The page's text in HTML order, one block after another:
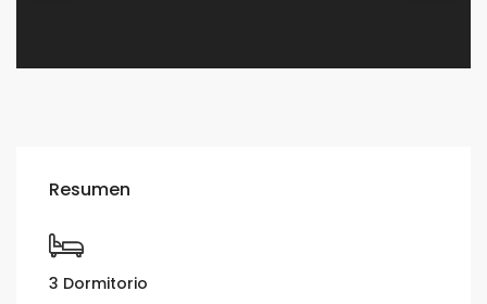
Resumen
3 Dormitorio